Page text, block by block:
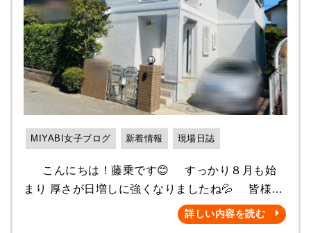
MIYABI女子ブログ 新着情報 現場日誌
こんにちは！藤乗です😊 すっかり８月も始
まり 厚さが日増しに強くなりましたね💦 皆様、
塗装工事の最適な時期を ご存知でしょうか(・・?
意外にも最適な時期というものは 一概にこの時期
詳しい内容を読む